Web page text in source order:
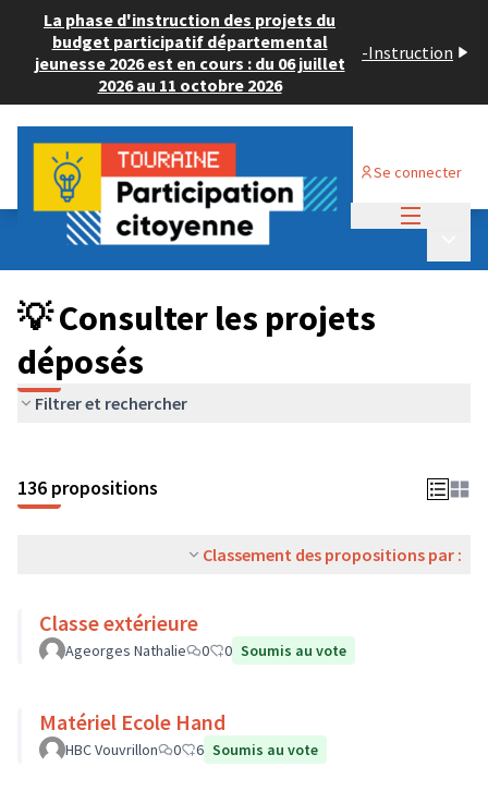
La phase d'instruction des projets du
budget participatif départemental
jeunesse 2026 est en cours : du 06 juillet
2026 au 11 octobre 2026
-Instruction
Se connecter
Budget Participatif JEUNESSE 2024
💡 Consulter les projets déposés
💡 Consulter les projets
déposés
Filtrer et rechercher
136 propositions
Classement des propositions par :
Classe extérieure
Ageorges Nathalie 0 0 Soumis au vote
Matériel Ecole Hand
HBC Vouvrillon 0 6 Soumis au vote